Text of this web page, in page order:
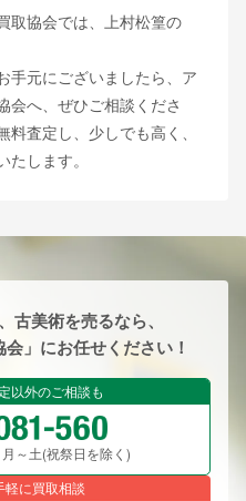
取協会では、上村松篁の
手元にございましたら、ア
会へ、ぜひご相談くださ
査定し、少しでも高く、
します。
古美術を売るなら、
」にお任せください！
以外のご相談も
～土(祝祭日を除く)
に買取相談